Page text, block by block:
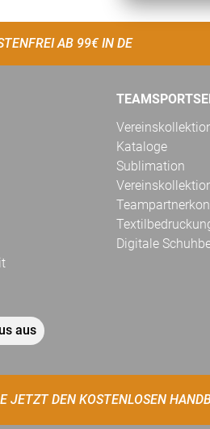
AB 99€ IN DE
aus
Kataloge
Sublimation
Digitale
JETZT DEN KOSTENLOSEN